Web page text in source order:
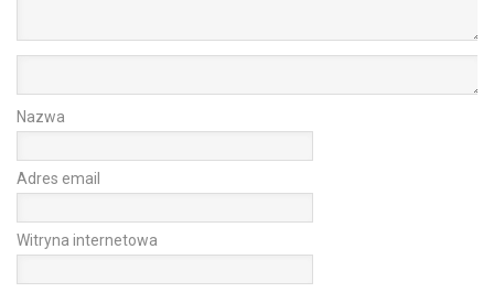
Nazwa
Adres email
Witryna internetowa